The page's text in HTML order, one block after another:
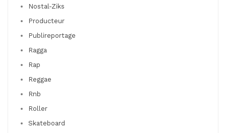
Nostal-Ziks
Producteur
Publireportage
Ragga
Rap
Reggae
Rnb
Roller
Skateboard